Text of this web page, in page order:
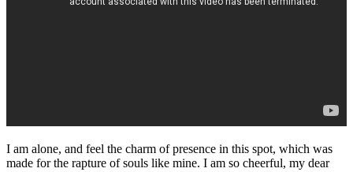
I am alone, and feel the charm of presence in this spot, which was
made for the rapture of souls like mine. I am so cheerful, my dear